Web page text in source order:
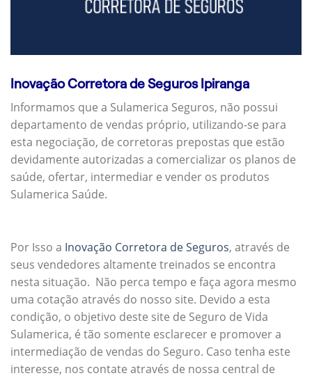
Inovação Corretora de Seguros Ipiranga
Informamos que a Sulamerica Seguros, não possui
departamento de vendas próprio, utilizando-se para
esta negociação, de corretoras prepostas que estão
devidamente autorizadas a comercializar os planos de
saúde, ofertar, intermediar e vender os produtos
Sulamerica Saúde.
Por Isso a Inovação Corretora de Seguros, através de
seus vendedores altamente treinados se encontra
nesta situação. Não perca tempo e faça agora mesmo
uma cotação através do nosso site. Devido a esta
condição, o objetivo deste site de Seguro de Vida
Sulamerica, é tão somente esclarecer e promover a
intermediação de vendas do Seguro. Caso tenha este
interesse, nos contate através de nossa central de